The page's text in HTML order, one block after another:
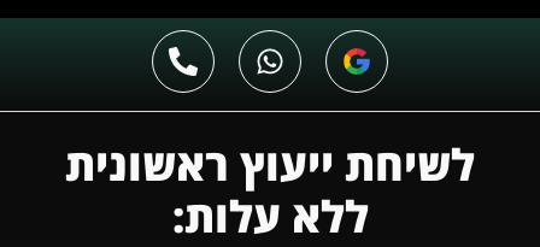
לשיחת ייעוץ ראשונית
ללא עלות: